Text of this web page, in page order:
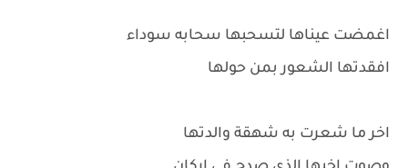
اغمضت عيناها لتسحبها سحابه سوداء
افقدتها الشعور بمن حولها
اخر ما شعرت به شهقة والدتها